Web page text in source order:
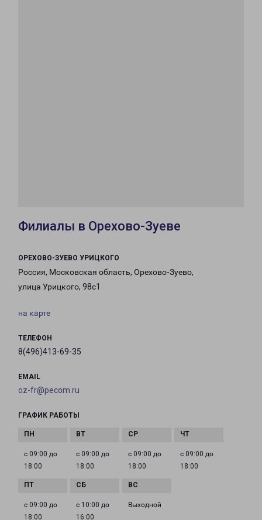
Филиалы в Орехово-Зуеве
ОРЕХОВО-ЗУЕВО УРИЦКОГО
Россия, Московская область, Орехово-Зуево,
улица Урицкого, 98с1
на карте
ТЕЛЕФОН
8(496)413-69-35
EMAIL
oz-fr@pecom.ru
ГРАФИК РАБОТЫ
с 09:00 до
18:00
с 09:00 до
18:00
с 09:00 до
18:00
с 09:00 до
18:00
с 09:00 до
18:00
с 10:00 до
16:00
Выходной